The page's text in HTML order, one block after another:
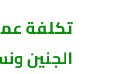
تكلفة
الجنين